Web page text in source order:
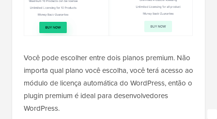
Você pode escolher entre dois planos premium. Não
importa qual plano você escolha, você terá acesso ao
módulo de licença automática do WordPress, então o
plugin premium é ideal para desenvolvedores
WordPress.